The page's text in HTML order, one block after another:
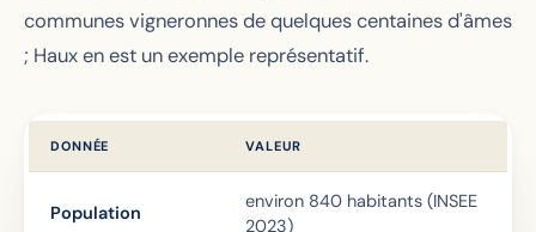
communes vigneronnes de quelques centaines d'âmes
; Haux en est un exemple représentatif.
DONNÉE VALEUR
Population
environ 840 habitants (INSEE
2023)